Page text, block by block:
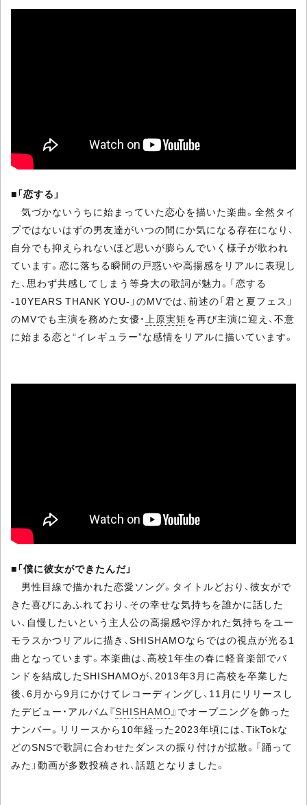
■「恋する」
気づかないうちに始まっていた恋心を描いた楽曲。全然タイ
プではないはずの男友達がいつの間にか気になる存在になり、
自分でも抑えられないほど思いが膨らんでいく様子が歌われ
ています。恋に落ちる瞬間の戸惑いや高揚感をリアルに表現し
た、思わず共感してしまう等身大の歌詞が魅力。「恋する
-10YEARS THANK YOU-」のMVでは、前述の「君と夏フェス」
のMVでも主演を務めた女優・上原実矩を再び主演に迎え、不意
に始まる恋と“イレギュラー”な感情をリアルに描いています。
■「僕に彼女ができたんだ」
男性目線で描かれた恋愛ソング。タイトルどおり、彼女がで
きた喜びにあふれており、その幸せな気持ちを誰かに話した
い、自慢したいという主人公の高揚感や浮かれた気持ちをユー
モラスかつリアルに描き、SHISHAMOならではの視点が光る1
曲となっています。本楽曲は、高校1年生の春に軽音楽部でバ
ンドを結成したSHISHAMOが、2013年3月に高校を卒業した
後、6月から9月にかけてレコーディングし、11月にリリースし
たデビュー・アルバム『SHISHAMO』でオープニングを飾った
ナンバー。リリースから10年経った2023年頃には、TikTokな
どのSNSで歌詞に合わせたダンスの振り付けが拡散。「踊って
みた」動画が多数投稿され、話題となりました。